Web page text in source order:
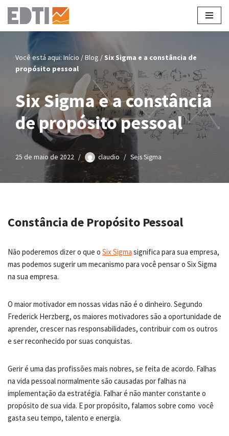
Pular
conteúdo
Você está aqui: Início /Blog / Six Sigma e a constância de
propósito pessoal
Six Sigma e a constância
de propósito pessoal
25 de maio de 2022 claudio Seis Sigma
Constância de Propósito Pessoal
Não poderemos dizer o que o Six Sigma significa para sua empresa,
mas podemos sugerir um mecanismo para você pensar o Six Sigma
na sua empresa.
O maior motivador em nossas vidas não é o dinheiro. Segundo
Frederick Herzberg, os maiores motivadores são a oportunidade de
aprender, crescer nas responsabilidades, contribuir com os outros
e ser reconhecido por suas conquistas.
Gerir é uma das profissões mais nobres, se feita de acordo. Falhas
na vida pessoal normalmente são causadas por falhas na
implementação da estratégia. Falhar é não manter constante o
propósito de sua vida. E por propósito, falamos sobre como você
gasta seu tempo, talento e energia.